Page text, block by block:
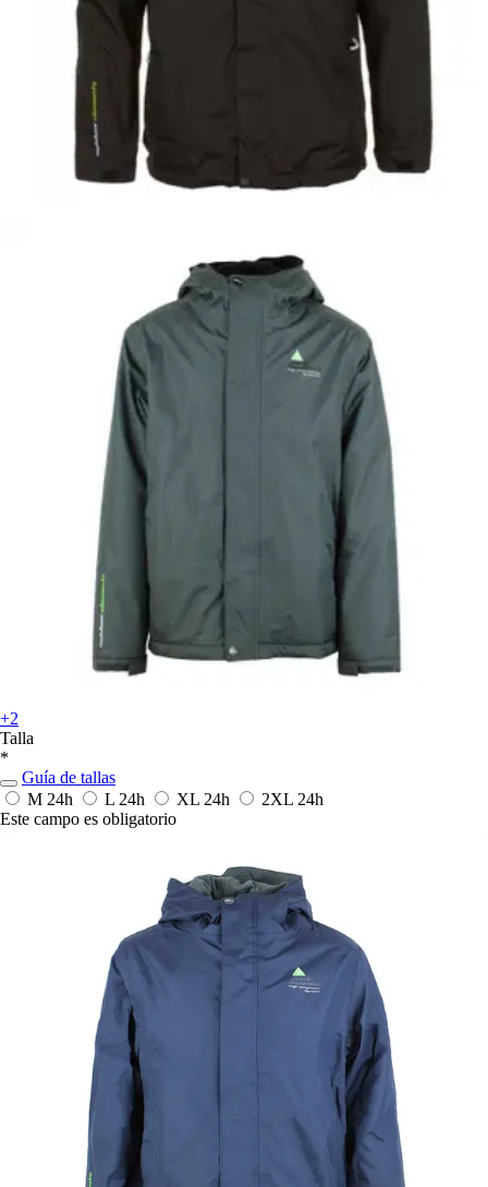
+2
Talla
*
Guía de tallas
M 24h L 24h XL 24h 2XL 24h
Este campo es obligatorio